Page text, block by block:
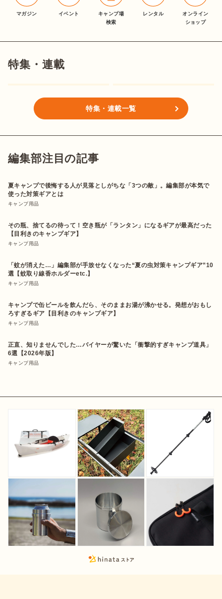
マガジン イベント
キャンプ場
検索
レンタル
オンライン
ショップ
特集・連載
特集・連載一覧
編集部注目の記事
夏キャンプで後悔する人が見落としがちな「3つの敵」。編集部が本気で
使った対策ギアとは
キャンプ用品
その瓶、捨てるの待って！空き瓶が「ランタン」になるギアが最高だった
【目利きのキャンプギア】
キャンプ用品
「蚊が消えた…」編集部が手放せなくなった“夏の虫対策キャンプギア”10
選【蚊取り線香ホルダーetc.】
キャンプ用品
キャンプで缶ビールを飲んだら、そのままお湯が沸かせる。発想がおもし
ろすぎるギア【目利きのキャンプギア】
キャンプ用品
正直、知りませんでした…バイヤーが驚いた「衝撃的すぎキャンプ道具」
6選【2026年版】
キャンプ用品